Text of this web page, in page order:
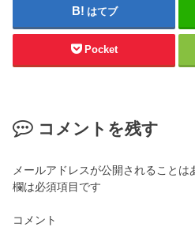
はてブ
Pocket
コメントを残す
メールアドレスが公開されることは
欄は必須項目です
コメント